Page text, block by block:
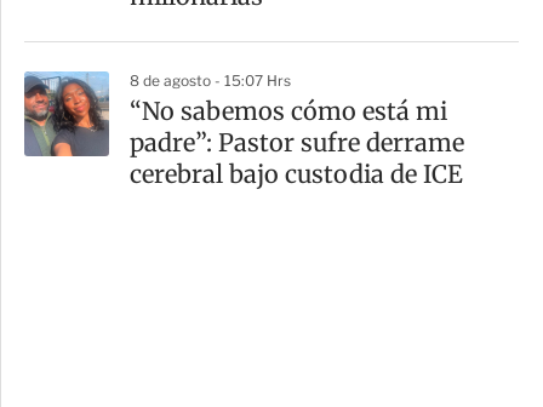
8 de agosto - 15:07 Hrs
“No sabemos cómo está mi
padre”: Pastor sufre derrame
cerebral bajo custodia de ICE